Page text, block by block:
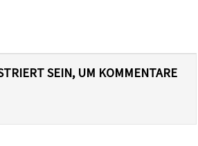
SEIN, UM KOMMENTARE